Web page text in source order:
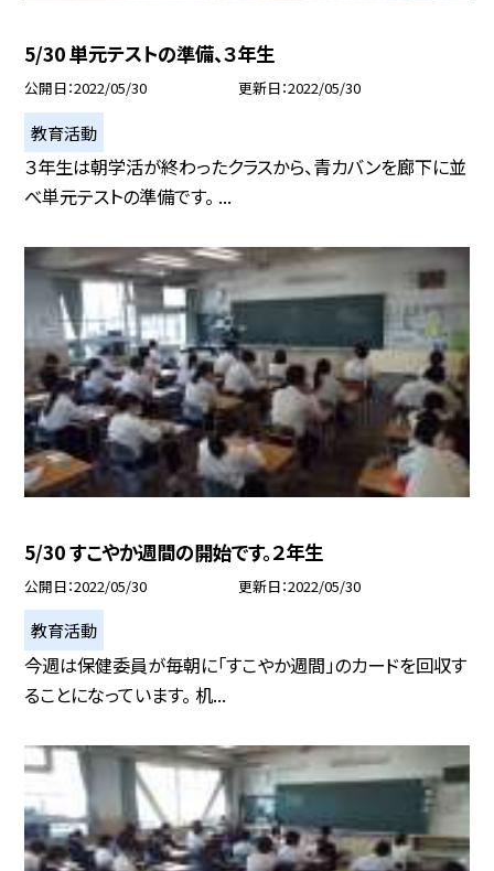
5/30 単元テストの準備、３年生
公開日 2022/05/30 更新日 2022/05/30
教育活動
３年生は朝学活が終わったクラスから、青カバンを廊下に並
べ単元テストの準備です。 ...
5/30 すこやか週間の開始です。２年生
公開日 2022/05/30 更新日 2022/05/30
教育活動
今週は保健委員が毎朝に「すこやか週間」のカードを回収す
ることになっています。 机...